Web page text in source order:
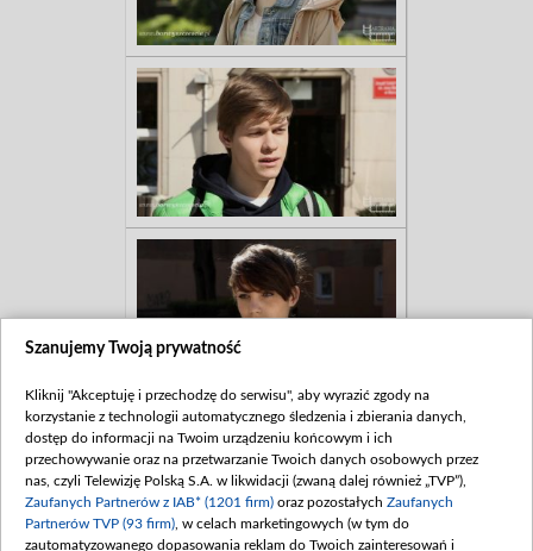
Szanujemy Twoją prywatność
Kliknij "Akceptuję i przechodzę do serwisu", aby wyrazić zgody na
korzystanie z technologii automatycznego śledzenia i zbierania danych,
dostęp do informacji na Twoim urządzeniu końcowym i ich
przechowywanie oraz na przetwarzanie Twoich danych osobowych przez
nas, czyli Telewizję Polską S.A. w likwidacji (zwaną dalej również „TVP”),
Zaufanych Partnerów z IAB* (1201 firm) oraz pozostałych Zaufanych
Partnerów TVP (93 firm) , w celach marketingowych (w tym do
zautomatyzowanego dopasowania reklam do Twoich zainteresowań i